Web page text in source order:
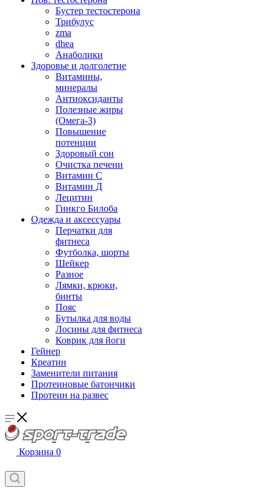
Бустер тестостерона
Трибулус
zma
dhea
Анаболики
Здоровье и долголетие
Витамины,
минералы
Антиоксиданты
Полезные жиры
(Омега-3)
Повышение
потенции
Здоровый сон
Очистка печени
Витамин С
Витамин Д
Лецитин
Гинкго Билоба
Одежда и аксессуары
Перчатки для
фитнеса
Футболка, шорты
Шейкер
Разное
Лямки, крюки,
бинты
Пояс
Бутылка для воды
Лосины для фитнеса
Коврик для йоги
Гейнер
Креатин
Заменители питания
Протеиновые батончики
Протеин на развес
Корзина 0